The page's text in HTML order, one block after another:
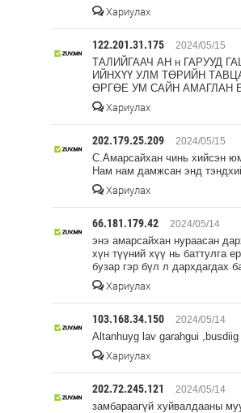
Хариулах
122.201.31.175 2024/05/15
ТАЛИЙГААЧ АН н ГАРУУД
ИЙНХҮҮ УЛМ ТӨРИЙН
ӨРГӨЕ УМ САЙН АМАГЛАН
Хариулах
202.179.25.209 2024/05/15
С.Амарсайхан чинь хийсэн
Нам нам дамжсан энд
Хариулах
66.181.179.42 2024/05/14
энэ амарсайхан нураасан
хүн түүний хүү нь баттулга
бузар гэр бүл л дархдагдах
Хариулах
103.168.34.150 2024/05/14
Altanhuyg lav garahgui ,busdiig
Хариулах
202.72.245.121 2024/05/14
замбараагүй хуйвалдааны